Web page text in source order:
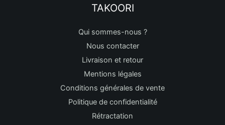
TAKOORI
Qui sommes-nous ?
Nous contacter
Livraison et retour
Mentions légales
Conditions générales de vente
Politique de confidentialité
Rétractation